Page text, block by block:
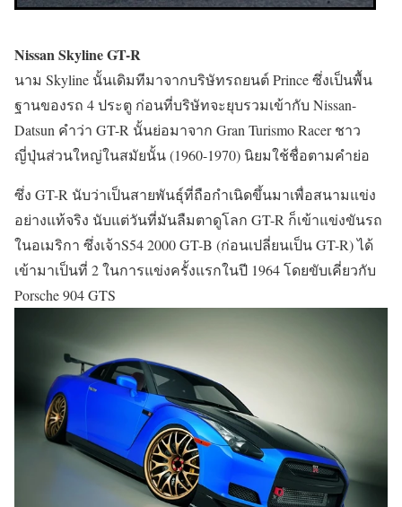
Nissan Skyline GT-R
นาม Skyline นั้นเดิมทีมาจากบริษัทรถยนต์ Prince ซึ่งเป็นพื้น
ฐานของรถ 4 ประตู ก่อนที่บริษัทจะยุบรวมเข้ากับ Nissan-
Datsun คำว่า GT-R นั้นย่อมาจาก Gran Turismo Racer ชาว
ญี่ปุ่นส่วนใหญ่ในสมัยนั้น (1960-1970) นิยมใช้ชื่อตามคำย่อ
ซึ่ง GT-R นับว่าเป็นสายพันธุ์ที่ถือกำเนิดขึ้นมาเพื่อสนามแข่ง
อย่างแท้จริง นับแต่วันที่มันลืมตาดูโลก GT-R ก็เข้าแข่งขันรถ
ในอเมริกา ซึ่งเจ้าS54 2000 GT-B (ก่อนเปลี่ยนเป็น GT-R) ได้
เข้ามาเป็นที่ 2 ในการแข่งครั้งแรกในปี 1964 โดยขับเคี่ยวกับ
Porsche 904 GTS